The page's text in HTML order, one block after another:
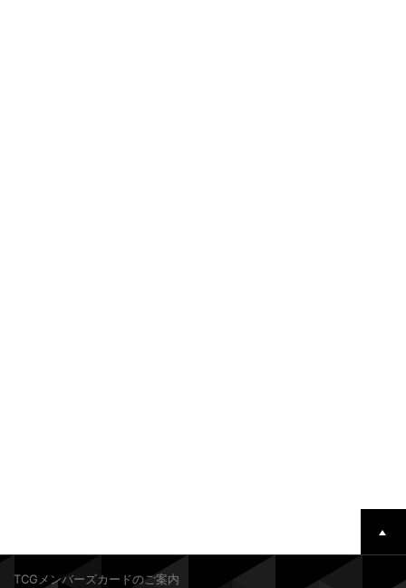
TCGメンバーズカードのご案内